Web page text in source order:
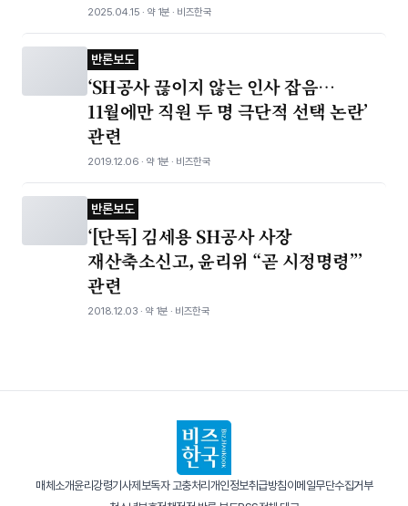
2025.04.15 · 약 1분 · 비즈한국
반론보도
‘SH공사 끊이지 않는 인사 잡음…
11월에만 직원 두 명 극단적 선택 논란’
관련
2019.12.06 · 약 1분 · 비즈한국
반론보도
‘[단독] 김세용 SH공사 사장
재산축소신고, 윤리위 “곧 시정명령”’
관련
2018.12.03 · 약 1분 · 비즈한국
매체소개윤리강령기사제보독자 고충처리 개인정보취급방침이메일무단수집거부